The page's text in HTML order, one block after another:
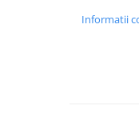
Informatii